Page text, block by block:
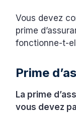
Vous devez
prime
fonctionne-t-
Prime
La prime
vous devez